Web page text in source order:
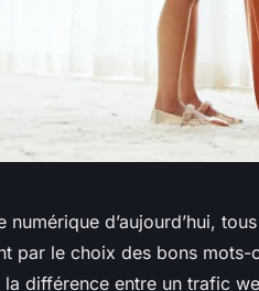
numérique d’aujourd’hui,
par le choix des bons
différence entre un trafic